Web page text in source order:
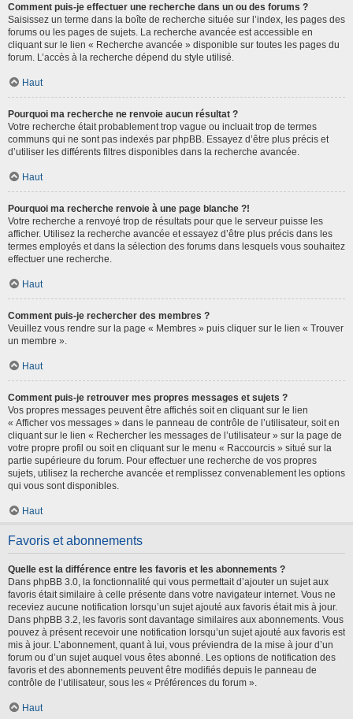
Comment puis-je effectuer une recherche dans un ou des forums ?
Saisissez un terme dans la boîte de recherche située sur l’index, les pages des
forums ou les pages de sujets. La recherche avancée est accessible en
cliquant sur le lien « Recherche avancée » disponible sur toutes les pages du
forum. L’accès à la recherche dépend du style utilisé.
Haut
Pourquoi ma recherche ne renvoie aucun résultat ?
Votre recherche était probablement trop vague ou incluait trop de termes
communs qui ne sont pas indexés par phpBB. Essayez d’être plus précis et
d’utiliser les différents filtres disponibles dans la recherche avancée.
Haut
Pourquoi ma recherche renvoie à une page blanche ?!
Votre recherche a renvoyé trop de résultats pour que le serveur puisse les
afficher. Utilisez la recherche avancée et essayez d’être plus précis dans les
termes employés et dans la sélection des forums dans lesquels vous souhaitez
effectuer une recherche.
Haut
Comment puis-je rechercher des membres ?
Veuillez vous rendre sur la page « Membres » puis cliquer sur le lien « Trouver
un membre ».
Haut
Comment puis-je retrouver mes propres messages et sujets ?
Vos propres messages peuvent être affichés soit en cliquant sur le lien
« Afficher vos messages » dans le panneau de contrôle de l’utilisateur, soit en
cliquant sur le lien « Rechercher les messages de l’utilisateur » sur la page de
votre propre profil ou soit en cliquant sur le menu « Raccourcis » situé sur la
partie supérieure du forum. Pour effectuer une recherche de vos propres
sujets, utilisez la recherche avancée et remplissez convenablement les options
qui vous sont disponibles.
Haut
Favoris et abonnements
Quelle est la différence entre les favoris et les abonnements ?
Dans phpBB 3.0, la fonctionnalité qui vous permettait d’ajouter un sujet aux
favoris était similaire à celle présente dans votre navigateur internet. Vous ne
receviez aucune notification lorsqu’un sujet ajouté aux favoris était mis à jour.
Dans phpBB 3.2, les favoris sont davantage similaires aux abonnements. Vous
pouvez à présent recevoir une notification lorsqu’un sujet ajouté aux favoris est
mis à jour. L’abonnement, quant à lui, vous préviendra de la mise à jour d’un
forum ou d’un sujet auquel vous êtes abonné. Les options de notification des
favoris et des abonnements peuvent être modifiés depuis le panneau de
contrôle de l’utilisateur, sous les « Préférences du forum ».
Haut